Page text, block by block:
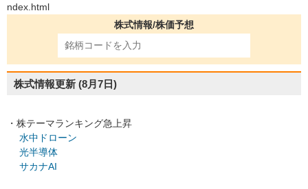
ndex.html
株式情報/株価予想
株式情報更新 (8月7日)
・株テーマランキング急上昇
水中ドローン
光半導体
サカナAI